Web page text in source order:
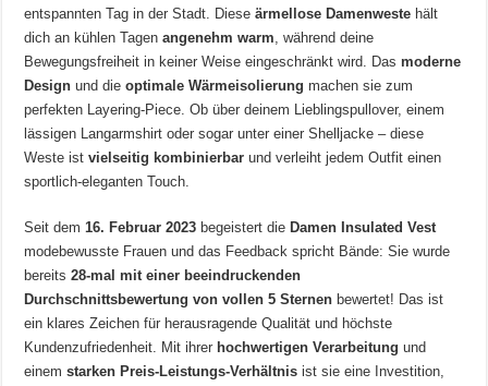
entspannten Tag in der Stadt. Dieseärmellose Damenweste hält
dich an kühlen Tagenangenehm warm , während deine
Bewegungsfreiheit in keiner Weise eingeschränkt wird. Dasmoderne
Design und dieoptimale Wärmeisolierung machen sie zum
perfekten Layering-Piece. Ob über deinem Lieblingspullover, einem
lässigen Langarmshirt oder sogar unter einer Shelljacke – diese
Weste istvielseitig kombinierbar und verleiht jedem Outfit einen
sportlich-eleganten Touch.
Seit dem 16. Februar 2023 begeistert die Damen Insulated Vest
modebewusste Frauen und das Feedback spricht Bände: Sie wurde
bereits28-mal mit einer beeindruckenden
Durchschnittsbewertung von vollen 5 Sternen bewertet! Das ist
ein klares Zeichen für herausragende Qualität und höchste
Kundenzufriedenheit. Mit ihrer hochwertigen Verarbeitung und
einemstarken Preis-Leistungs-Verhältnis ist sie eine Investition,